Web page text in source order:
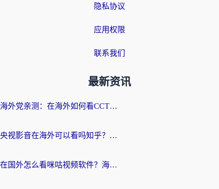
隐私协议
应用权限
联系我们
最新资讯
海外党亲测：在海外如何看CCTV？告别“仅限大陆播放”的实用指南
央视影音在海外可以看吗知乎？留学生亲测：3步解决地域限制+追剧自由
在国外怎么看咪咕视频软件？海外党亲测有效的回国加速方案